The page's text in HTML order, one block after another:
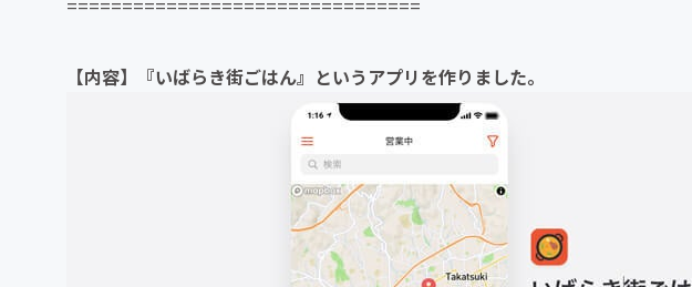
================================
【内容】『いばらき街ごはん』というアプリを作りました。